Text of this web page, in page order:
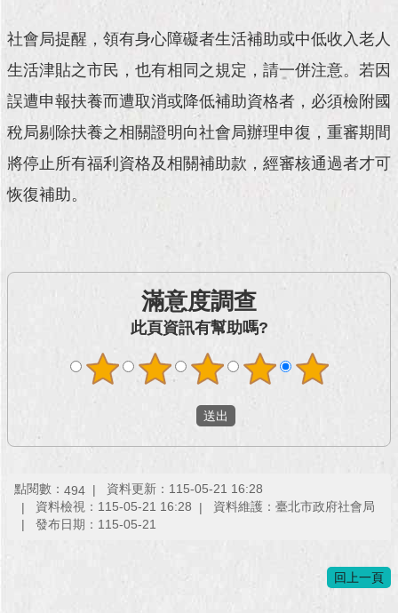
民
互
動
活
主
題
館
問
答
社會局提醒，領有身心障礙者生活補助或中低收入老人
生活津貼之市民，也有相同之規定，請一併注意。若因
誤遭申報扶養而遭取消或降低補助資格者，必須檢附國
稅局剔除扶養之相關證明向社會局辦理申復，重審期間
將停止所有福利資格及相關補助款，經審核通過者才可
恢復補助。
滿意度調查
此頁資訊有幫助嗎?
點閱數： 494
資料更新：115-05-21 16:28
資料檢視：115-05-21 16:28
資料維護：臺北市政府社會局
發布日期：115-05-21
回上一頁